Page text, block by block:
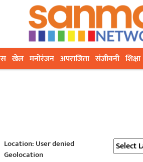
खेल मनोरंजन अपराजिता संजीवनी शिक्षा
Location: User denied
Geolocation